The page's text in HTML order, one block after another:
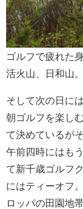
ゴルフで疲れた
活火山、日和山。
そして次の日に
朝ゴルフを楽し
て決めているが
午前四時にはも
て新千歳ゴルフ
にはティーオフ
ロッパの田園地